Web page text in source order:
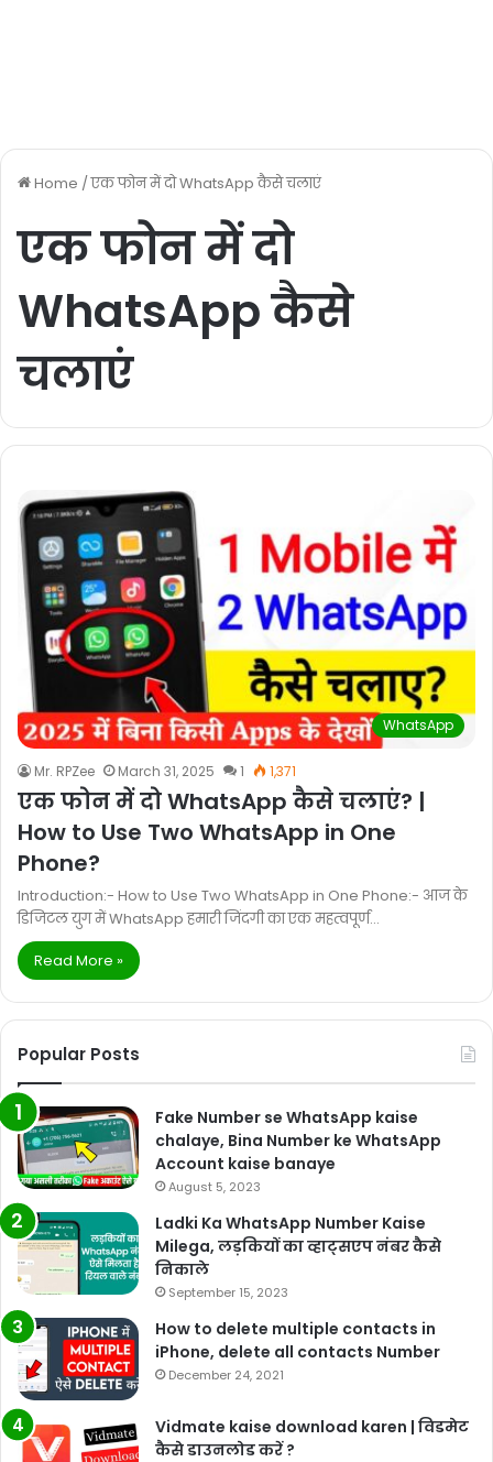
Home /एक फोन में दो WhatsApp कैसे चलाएं
एक फोन में दो
WhatsApp कैसे
चलाएं
WhatsApp
Mr. RPZee March 31, 2025 1 1,371
एक फोन में दो WhatsApp कैसे चलाएं? |
How to Use Two WhatsApp in One
Phone?
Introduction:- How to Use Two WhatsApp in One Phone:- आज के
डिजिटल युग में WhatsApp हमारी जिंदगी का एक महत्वपूर्ण…
Read More »
Popular Posts
Fake Number se WhatsApp kaise
chalaye, Bina Number ke WhatsApp
Account kaise banaye
August 5, 2023
Ladki Ka WhatsApp Number Kaise
Milega, लड़कियों का व्हाट्सएप नंबर कैसे
निकाले
September 15, 2023
How to delete multiple contacts in
iPhone, delete all contacts Number
December 24, 2021
Vidmate kaise download karen | विडमेट
कैसे डाउनलोड करें ?